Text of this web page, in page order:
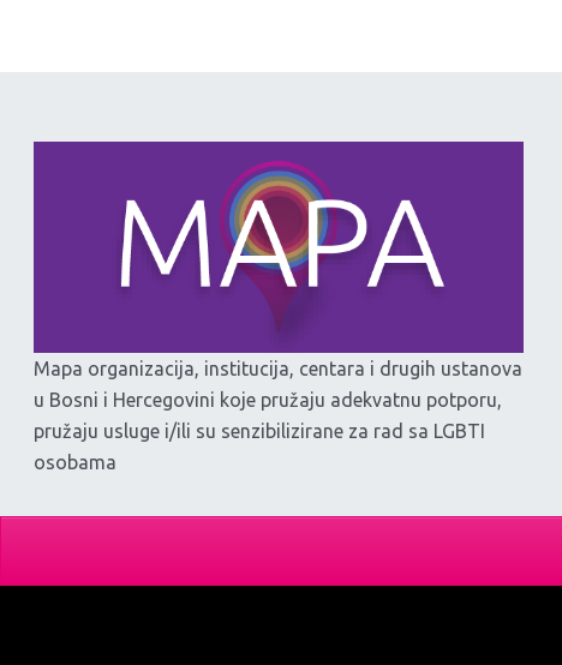
Mapa organizacija, institucija, centara i drugih ustanova
u Bosni i Hercegovini koje pružaju adekvatnu potporu,
pružaju usluge i/ili su senzibilizirane za rad sa LGBTI
osobama